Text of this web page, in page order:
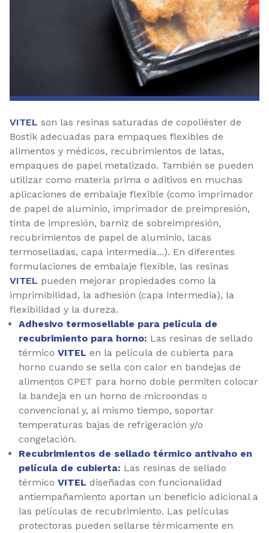
VITEL son las resinas saturadas de copoliéster de
Bostik adecuadas para empaques flexibles de
alimentos y médicos, recubrimientos de latas,
empaques de papel metalizado. También se pueden
utilizar como materia prima o aditivos en muchas
aplicaciones de embalaje flexible (como imprimador
de papel de aluminio, imprimador de preimpresión,
tinta de impresión, barniz de sobreimpresión,
recubrimientos de papel de aluminio, lacas
termoselladas, capa intermedia...). En diferentes
formulaciones de embalaje flexible, las resinas
VITEL pueden mejorar propiedades como la
imprimibilidad, la adhesión (capa intermedia), la
flexibilidad y la dureza.
Adhesivo termosellable para película de
recubrimiento para horno: Las resinas de sellado
térmico VITEL en la película de cubierta para
horno cuando se sella con calor en bandejas de
alimentos CPET para horno doble permiten colocar
la bandeja en un horno de microondas o
convencional y, al mismo tiempo, soportar
temperaturas bajas de refrigeración y/o
congelación.
Recubrimientos de sellado térmico antivaho en
película de cubierta: Las resinas de sellado
térmico VITEL diseñadas con funcionalidad
antiempañamiento aportan un beneficio adicional a
las películas de recubrimiento. Las películas
protectoras pueden sellarse térmicamente en